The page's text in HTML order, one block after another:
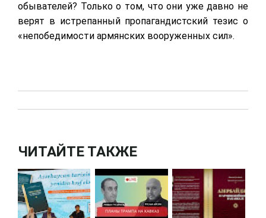
обывателей? Только о том, что они уже давно не
верят в истрепанный пропагандистский тезис о
«непобедимости армянских вооруженных сил».
ЧИТАЙТЕ ТАКЖЕ